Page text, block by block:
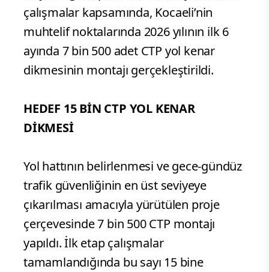
çalışmalar kapsamında, Kocaeli’nin
muhtelif noktalarında 2026 yılının ilk 6
ayında 7 bin 500 adet CTP yol kenar
dikmesinin montajı gerçekleştirildi.
HEDEF 15 BİN CTP YOL KENAR
DİKMESİ
Yol hattının belirlenmesi ve gece-gündüz
trafik güvenliğinin en üst seviyeye
çıkarılması amacıyla yürütülen proje
çerçevesinde 7 bin 500 CTP montajı
yapıldı. İlk etap çalışmalar
tamamlandığında bu sayı 15 bine